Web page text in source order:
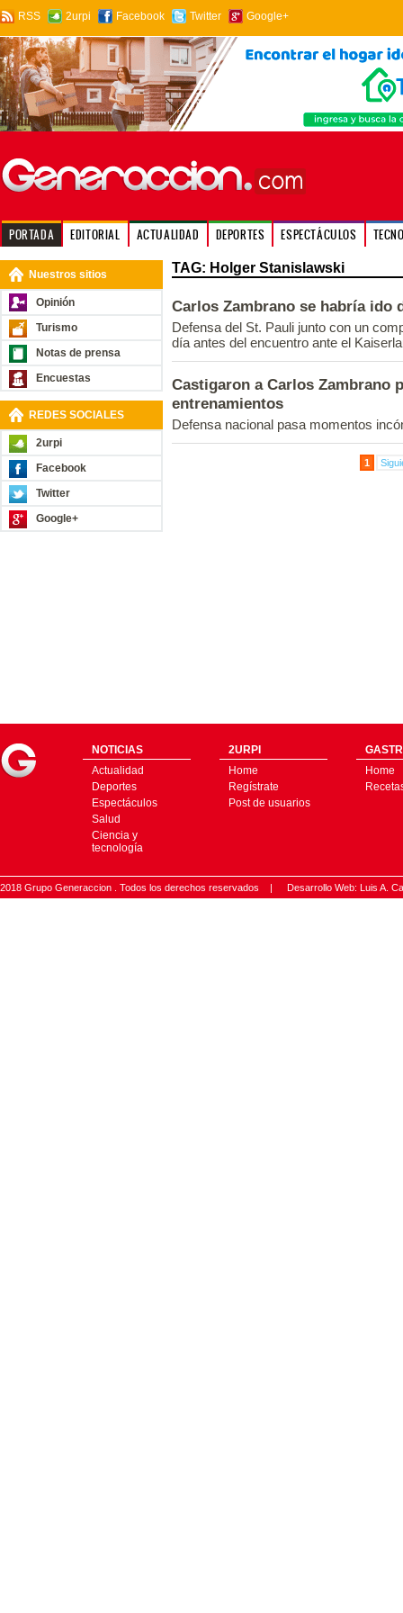
RSS 2urpi Facebook Twitter Google+
PORTADA EDITORIAL ACTUALIDAD DEPORTES ESPECTÁCULOS
Nuestros sitios
Opinión
Turismo
Notas de prensa
Encuestas
REDES SOCIALES
2urpi
Facebook
Twitter
Google+
TAG: Holger Stanislawski
Carlos Zambrano se habría ido
Defensa del St. Pauli junto con un
día antes del encuentro ante el
Castigaron a Carlos Zambrano
entrenamientos
Defensa nacional pasa momentos
1
NOTICIAS
Actualidad
Deportes
Espectáculos
Salud
Ciencia y
tecnología
2URPI
Home
Regístrate
Post de usuarios
Home
2018 Grupo Generaccion . Todos los derechos reservados | Desarrollo Web: Luis